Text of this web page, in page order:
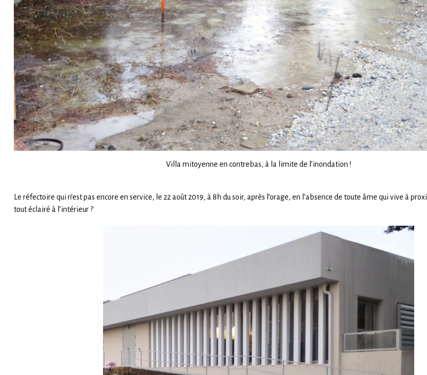
Villa mitoyenne en contrebas, à la limite de l’inondation !
Le réfectoire qui n’est pas encore en service, le 22 août 2019, à 8h du soir, après l’orage, en l’absence de toute âme qui vive à
tout éclairé à l’intérieur ?